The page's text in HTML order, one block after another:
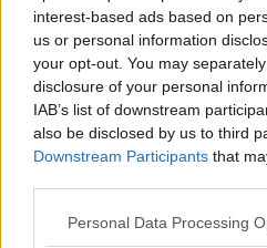
interest-based ads based on
us or personal information
your opt-out. You may
disclosure of your personal
IAB’s list of downstream
also be disclosed by us to third
Downstream Participants that
Please note that this website/
Personal Data Processing
EN TILL SJUKHUS EFTER
Extremt ingenmansland när VIF
sidan"
Man döms för rattfylleri – skyller
som engagerat sig